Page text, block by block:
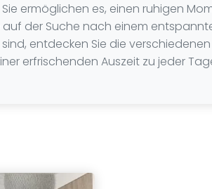
ermöglichen es, einen ruhigen
der Suche nach einem
entdecken Sie die
erfrischenden Auszeit zu jeder